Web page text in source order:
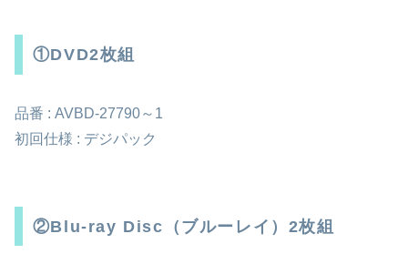
①DVD2枚組
品番 : AVBD-27790～1
初回仕様 : デジパック
②Blu-ray Disc（ブルーレイ）2枚組